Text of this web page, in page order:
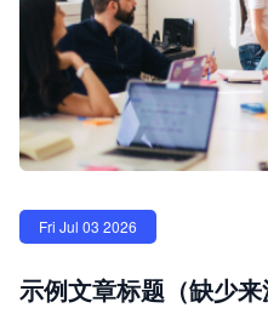
Fri Jul 03 2026
示例文章标题（缺少来